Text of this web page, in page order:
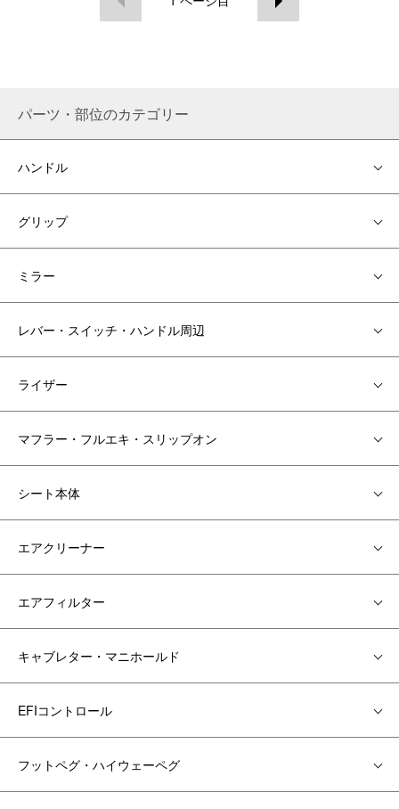
パーツ・部位のカテゴリー
ハンドル
グリップ
ミラー
レバー・スイッチ・ハンドル周辺
ライザー
マフラー・フルエキ・スリップオン
シート本体
エアクリーナー
エアフィルター
キャブレター・マニホールド
EFIコントロール
フットペグ・ハイウェーペグ